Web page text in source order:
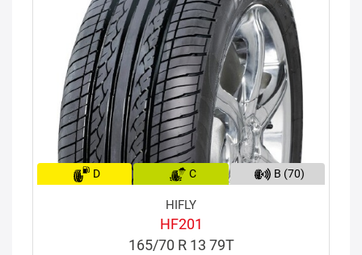
D C B (70)
HIFLY
HF201
165/70 R 13 79T